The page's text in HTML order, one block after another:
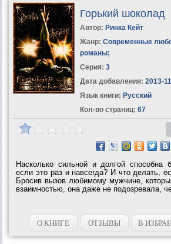
Горький шоколад
Автор: Ринка Кейт
Жанр: Современные
романы;
Серия: 3
Дата добавления: 2013-
Язык книги: Русский
Кол-во страниц: 67
Насколько сильной и долгой способна
если это раз и навсегда? И что делать,
Бросив вызов любимому мужчине,
взаимностью, она даже не подозревала,
О КНИГЕ ОТЗЫВЫ В